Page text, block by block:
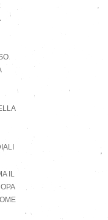
IL